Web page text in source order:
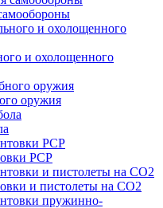
и охолощенного
оружия
PCP
и пистолеты на CO2